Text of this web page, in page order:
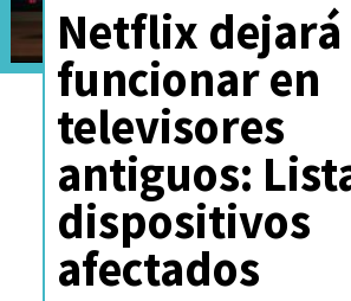
Netflix dejará
funcionar en
televisores
antiguos:
dispositivos
afectados